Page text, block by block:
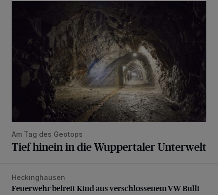
Am Tag des Geotops
Tief hinein in die Wuppertaler Unterwelt
Feuerwehr befreit Kind aus verschlossenem VW Bulli
Heckinghausen
Feuerwehr befreit Kind aus verschlossenem VW Bulli